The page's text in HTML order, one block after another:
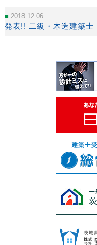
2018.12.06
発表!! 二級・木造建築